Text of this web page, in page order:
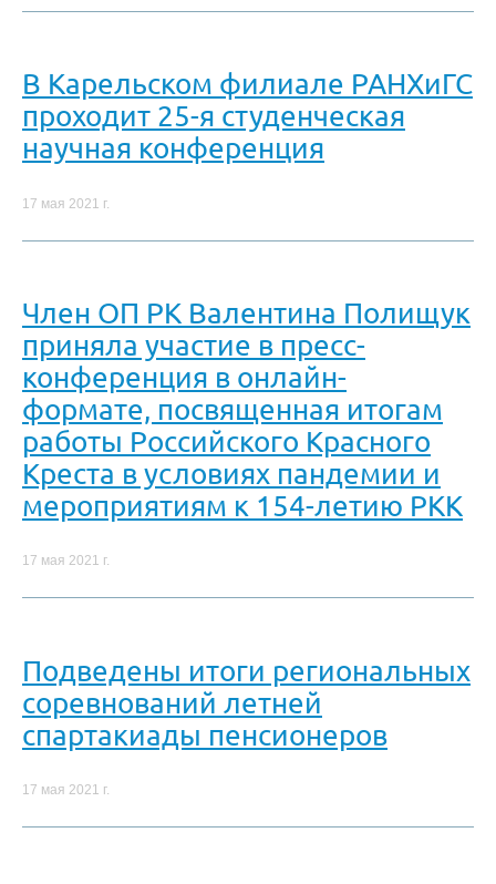
В Карельском филиале РАНХиГС
проходит 25-я студенческая
научная конференция
17 мая 2021 г.
Член ОП РК Валентина Полищук
приняла участие в пресс-
конференция в онлайн-
формате, посвященная итогам
работы Российского Красного
Креста в условиях пандемии и
мероприятиям к 154-летию РКК
17 мая 2021 г.
Подведены итоги региональных
соревнований летней
спартакиады пенсионеров
17 мая 2021 г.